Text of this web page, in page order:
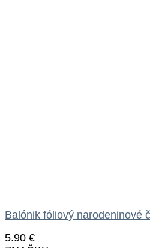
Balónik fóliový narodeninové
5.90 €